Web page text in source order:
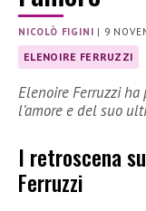
NICOLÒ FIGINI | 9
ELENOIRE FERRUZZI
Elenoire Ferruzzi
l’amore e del suo
I retroscena
Ferruzzi